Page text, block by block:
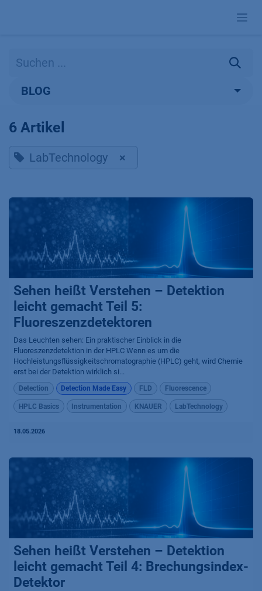
BLOG
6 Artikel
LabTechnology ×
Sehen heißt Verstehen – Detektion
leicht gemacht Teil 5:
Fluoreszenzdetektoren
Das Leuchten sehen: Ein praktischer Einblick in die
Fluoreszenzdetektion in der HPLC Wenn es um die
Hochleistungsflüssigkeitschromatographie (HPLC) geht, wird Chemie
erst bei der Detektion wirklich si...
Detection Detection Made Easy FLD Fluorescence
HPLC Basics Instrumentation KNAUER LabTechnology
18.05.2026
Sehen heißt Verstehen – Detektion
leicht gemacht Teil 4: Brechungsindex-
Detektor